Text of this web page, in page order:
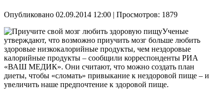
Опубликовано 02.09.2014 12:00 | Просмотров: 1879
Ученые
утверждают, что возможно приучить мозг больше любить
здоровые низкокалорийные продукты, чем нездоровые
калорийные продукты – сообщили корреспонденты РИА
«ВАШ МЕДИК». Они считают, что можно создать план
диеты, чтобы «сломать» привыкание к нездоровой пище – и
увеличить наше предпочтение к здоровой пище.